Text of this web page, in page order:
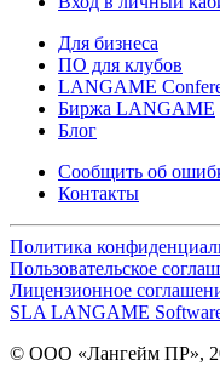
Для бизнеса
ПО для клубов
LANGAME
Биржа LANGAME
Блог
Сообщить об
Контакты
Политика
Пользовательское
Лицензионное
SLA LANGAME
© ООО «Лангейм ПР»,